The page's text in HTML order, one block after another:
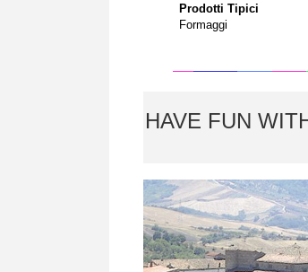
Prodotti Tipici
Formaggi
HAVE FUN